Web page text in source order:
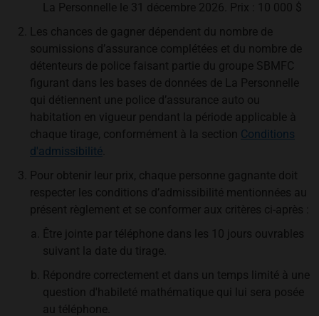
La Personnelle le 31 décembre 2026. Prix : 10 000 $
Les chances de gagner dépendent du nombre de
soumissions d’assurance complétées et du nombre de
détenteurs de police faisant partie du groupe SBMFC
figurant dans les bases de données de La Personnelle
qui détiennent une police d’assurance auto ou
habitation en vigueur pendant la période applicable à
chaque tirage, conformément à la section Conditions
d'admissibilité
Pour obtenir leur prix, chaque personne gagnante doit
respecter les conditions d’admissibilité mentionnées au
présent règlement et se conformer aux critères ci-après :
Être jointe par téléphone dans les 10 jours ouvrables
suivant la date du tirage.
Répondre correctement et dans un temps limité à une
question d'habileté mathématique qui lui sera posée
au téléphone.